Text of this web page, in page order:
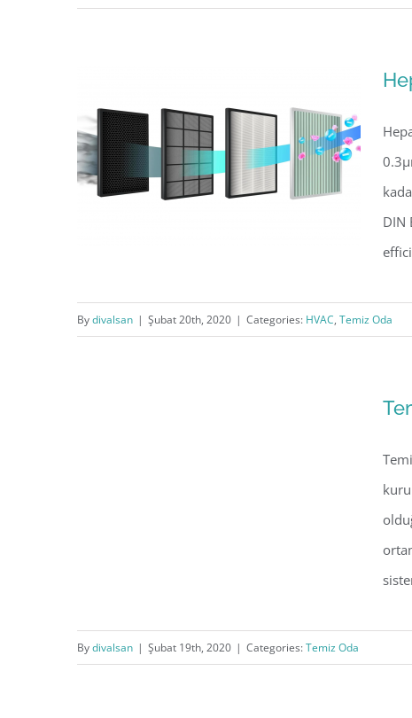
DIN
Bydivalsan | Şubat 20th, 2020 | Categories: HVAC, Temiz Oda
Bydivalsan | Şubat 19th, 2020 | Categories:Temiz Oda